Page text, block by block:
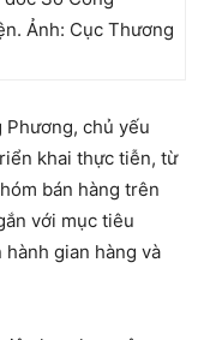
Ảnh: Cục Thương
chủ yếu
khai thực tiễn, từ
bán hàng trên
với mục tiêu
gian hàng và